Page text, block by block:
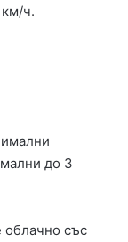
ч.
до 3
облачно със